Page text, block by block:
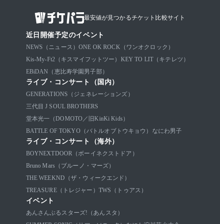
最安値が見つかるチケット比較サイト
近日開催予定のイベント
NEWS（ニュース） ONE OK ROCK（ワンオクロック）
Kis-My-Ft2（キスマイフットツー） KEY TO LIT（キテレツ）
EBiDAN（恵比寿学園男子部）
ライブ・コンサート（国内）
GENERATIONS（ジェネレーションズ）
三代目 J SOUL BROTHERS
堂本光一（DOMOTO／旧KinKi Kids）
BATTLE OF TOKYO（バトルオブトウキョウ）
なにわ男子
ライブ・コンサート（海外）
BOYNEXTDOOR（ボーイネクストドア）
Bruno Mars（ブルーノ・マーズ）
THE WEEKND（ザ・ウィークエンド）
TREASURE（トレジャー） TWS（トゥアス）
イベント
あんさんぶるスターズ!（あんスタ）